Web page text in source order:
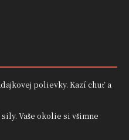
polievky. Kazí chuť a
Vaše okolie si všimne